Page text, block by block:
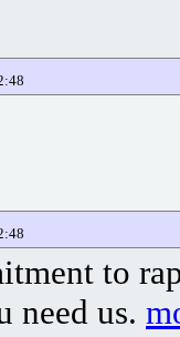
to
need us.